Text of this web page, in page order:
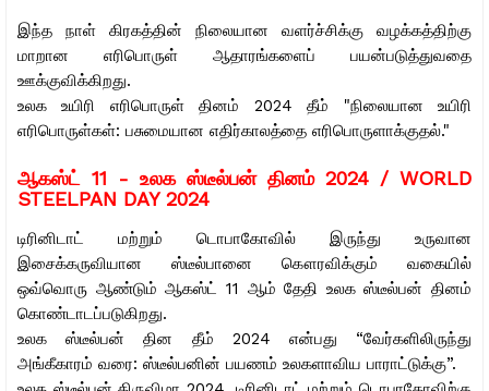
இந்த நாள் கிரகத்தின் நிலையான வளர்ச்சிக்கு வழக்கத்திற்கு
மாறான எரிபொருள் ஆதாரங்களைப் பயன்படுத்துவதை
ஊக்குவிக்கிறது.
உலக உயிரி எரிபொருள் தினம் 2024 தீம் "நிலையான உயிரி
எரிபொருள்கள்: பசுமையான எதிர்காலத்தை எரிபொருளாக்குதல்."
ஆகஸ்ட் 11 - உலக ஸ்டீல்பன் தினம் 2024 / WORLD
STEELPAN DAY 2024
டிரினிடாட் மற்றும் டொபாகோவில் இருந்து உருவான
இசைக்கருவியான ஸ்டீல்பானை கௌரவிக்கும் வகையில்
ஒவ்வொரு ஆண்டும் ஆகஸ்ட் 11 ஆம் தேதி உலக ஸ்டீல்பன் தினம்
கொண்டாடப்படுகிறது.
உலக ஸ்டீல்பன் தின தீம் 2024 என்பது “வேர்களிலிருந்து
அங்கீகாரம் வரை: ஸ்டீல்பனின் பயணம் உலகளாவிய பாராட்டுக்கு”.